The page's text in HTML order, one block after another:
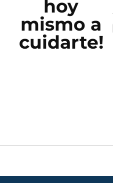
hoy
mismo a
cuidarte!